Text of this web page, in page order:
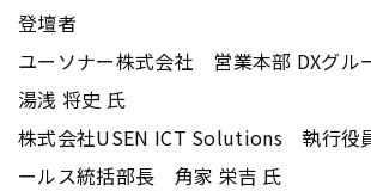
登壇者
ユーソナー株式会社 営業本部 DXグル
湯浅 将史 氏
株式会社USEN ICT Solutions 執行役
ールス統括部長 角家 栄吉 氏